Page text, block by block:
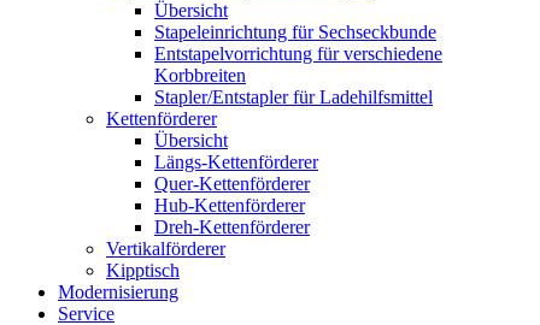
Übersicht
Stapeleinrichtung für Sechseckbunde
Entstapelvorrichtung für verschiedene
Korbbreiten
Stapler/Entstapler für Ladehilfsmittel
Kettenförderer
Übersicht
Längs-Kettenförderer
Quer-Kettenförderer
Hub-Kettenförderer
Dreh-Kettenförderer
Vertikalförderer
Kipptisch
Modernisierung
Service